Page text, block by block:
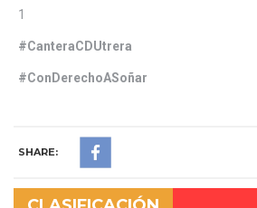
1
#CanteraCDUtrera
#ConDerechoASoñar
SHARE: